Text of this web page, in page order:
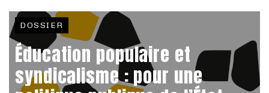
DOSSIER
Éducation populaire et
syndicalisme : pour une